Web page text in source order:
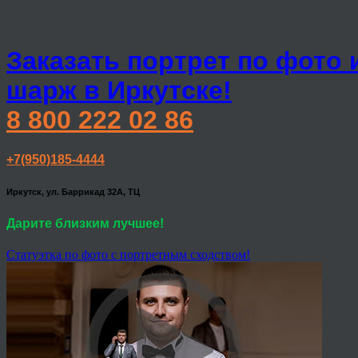
Заказать портрет по фото
шарж в Иркутске!
8 800 222 02 86
+7(950)185-4444
Иркутск, ул. Баррикад 32А, ТЦ
Дарите близким лучшее!
Статуэтка по фото с портретным сходством!